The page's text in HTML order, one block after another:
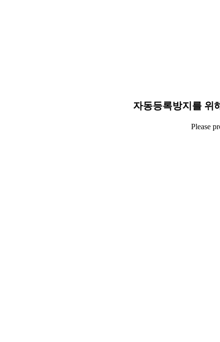
자동등록방지를 위
Please